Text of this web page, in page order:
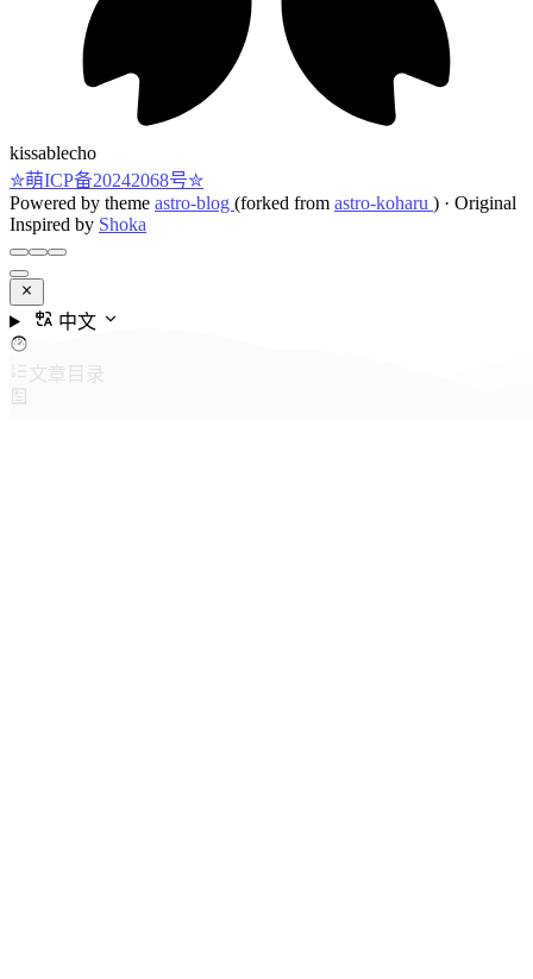
kissablecho
✮萌ICP备20242068号✮
Powered by theme astro-blog (forked from astro-koharu ) · Original
Inspired by Shoka
中文
文章目录